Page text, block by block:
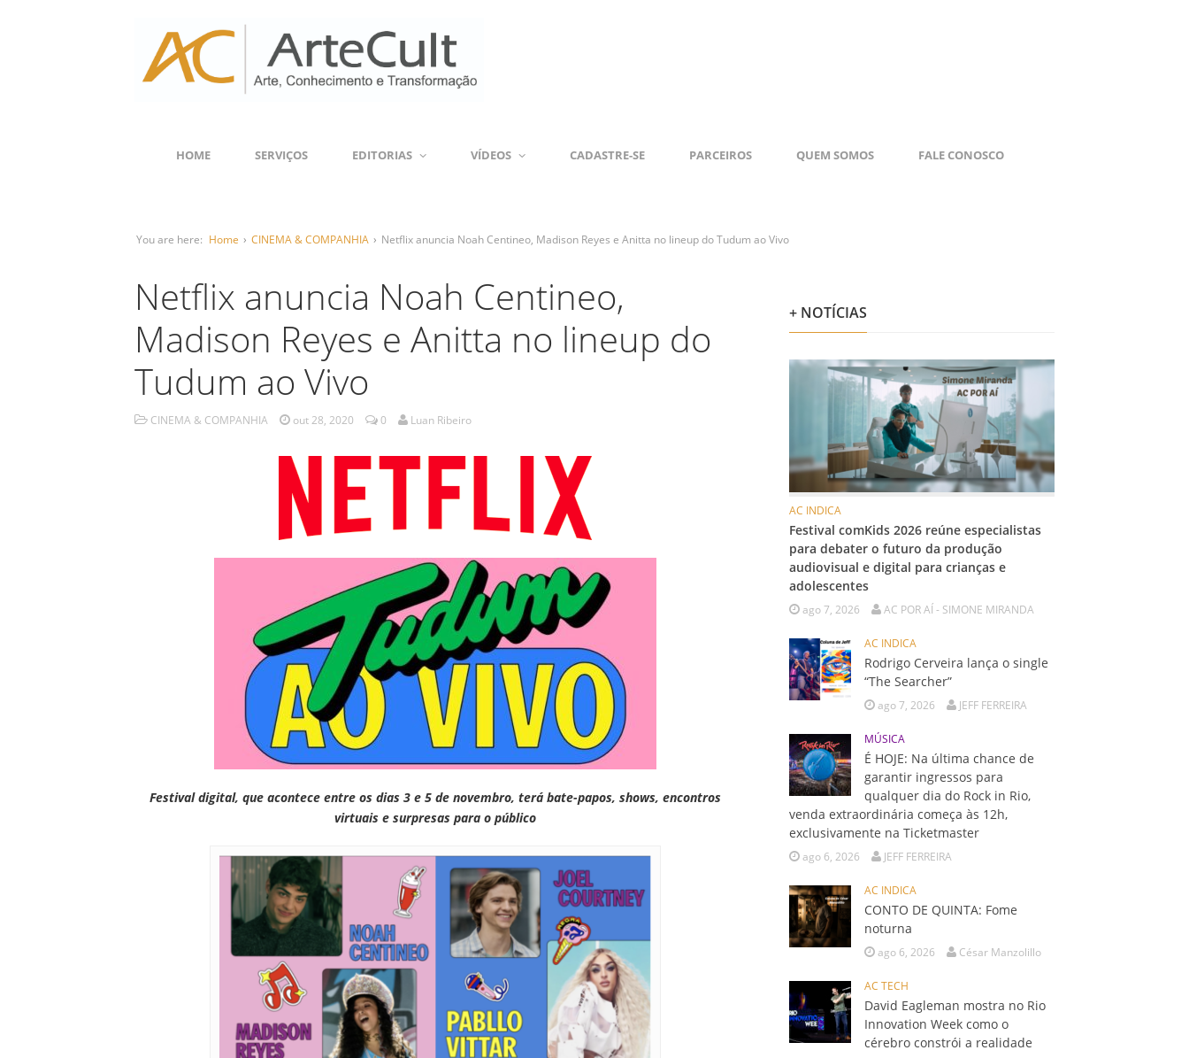
HOME SERVIÇOS EDITORIAS VÍDEOS CADASTRE-SE PARCEIROS QUEM SOMOS FALE CONOSCO
You are here: Home › CINEMA & COMPANHIA › Netflix anuncia Noah Centineo, Madison Reyes e Anitta no lineup do Tudum ao Vivo
Netflix anuncia Noah Centineo,
Madison Reyes e Anitta no lineup do
Tudum ao Vivo
CINEMA & COMPANHIA out 28, 2020 0 Luan Ribeiro
Festival digital, que acontece entre os dias 3 e 5 de novembro, terá bate-papos, shows, encontros
virtuais e surpresas para o público
+ NOTÍCIAS
AC INDICA
Festival comKids 2026 reúne especialistas
para debater o futuro da produção
audiovisual e digital para crianças e
adolescentes
ago 7, 2026 AC POR AÍ - SIMONE MIRANDA
AC INDICA
Rodrigo Cerveira lança o single
“The Searcher”
ago 7, 2026 JEFF FERREIRA
MÚSICA
É HOJE: Na última chance de
garantir ingressos para
qualquer dia do Rock in Rio,
venda extraordinária começa às 12h,
exclusivamente na Ticketmaster
ago 6, 2026 JEFF FERREIRA
AC INDICA
CONTO DE QUINTA: Fome
noturna
ago 6, 2026 César Manzolillo
AC TECH
David Eagleman mostra no Rio
Innovation Week como o
cérebro constrói a realidade